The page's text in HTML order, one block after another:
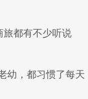
旅都有不少听说
幼，都习惯了每天